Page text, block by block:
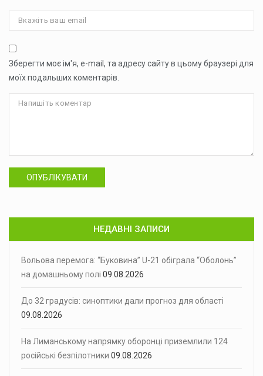
Зберегти моє ім'я, e-mail, та адресу сайту в цьому браузері для
моїх подальших коментарів.
ОПУБЛІКУВАТИ
НЕДАВНІ ЗАПИСИ
Вольова перемога: “Буковина” U-21 обіграла “Оболонь”
на домашньому полі 09.08.2026
До 32 градусів: синоптики дали прогноз для області
09.08.2026
На Лиманському напрямку оборонці приземлили 124
російські безпілотники 09.08.2026